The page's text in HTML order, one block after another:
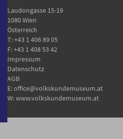
Laudongasse 15-19
1080 Wien
Österreich
T:+43 1 406 89 05
F: +43 1 408 53 42
Impressum
Datenschutz
AGB
E:office@volkskundemuseum.at
W:www.volkskundemuseum.at